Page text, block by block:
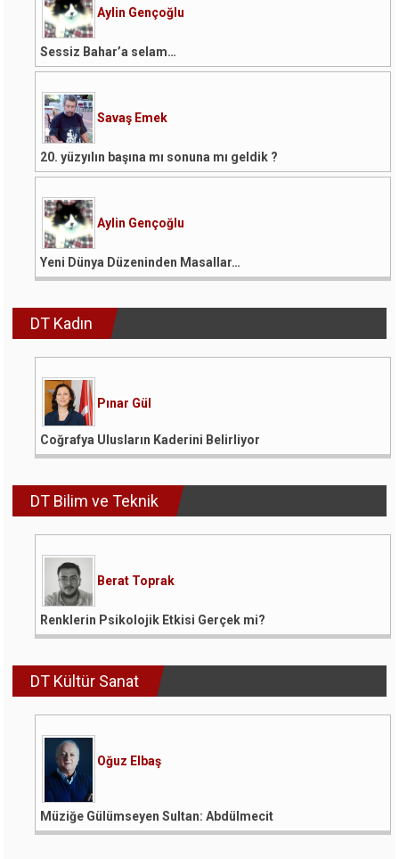
Aylin Gençoğlu
Sessiz Bahar’a selam…
Savaş Emek
20. yüzyılın başına mı sonuna mı geldik ?
Aylin Gençoğlu
Yeni Dünya Düzeninden Masallar…
DT Kadın
Pınar Gül
Coğrafya Ulusların Kaderini Belirliyor
DT Bilim ve Teknik
Berat Toprak
Renklerin Psikolojik Etkisi Gerçek mi?
DT Kültür Sanat
Oğuz Elbaş
Müziğe Gülümseyen Sultan: Abdülmecit